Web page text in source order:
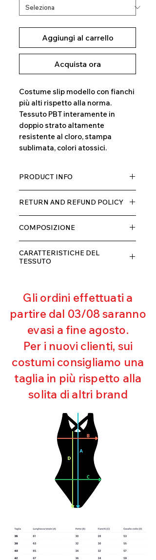
Aggiungi al carrello
Acquista ora
Costume slip modello con fianchi
più alti rispetto alla norma.
Tessuto PBT interamente in
doppio strato altamente
resistente al cloro, stampa
sublimata, colori atossici.
PRODUCT INFO
di elastane, molto comodo per chi lo
indossa grazia alla sua elastcità, in
doppio strato con fodera.
RETURN AND REFUND POLICY
entro 10 giorni dal ricevimento,
rimborseremo il cliente, escluse le
spese di spedizione, non appena
riceveremo la merce resa ed
COMPOSIZIONE
20% ELASTANE
CARATTERISTICHE DEL
TESSUTO
Resistente al pilling
Eccellente protezione dai raggi
UV
Ottima copertura
Ultra cloro resistente
Mantenimento della forma
Perfetta vestibilità
Asciugatura rapida
Bielastico
Gli ordini effettuati a
partire dal 03/08 saranno
evasi a fine agosto.
Per i nuovi clienti, sui
costumi consigliamo una
taglia in più rispetto alla
solita di altri brand